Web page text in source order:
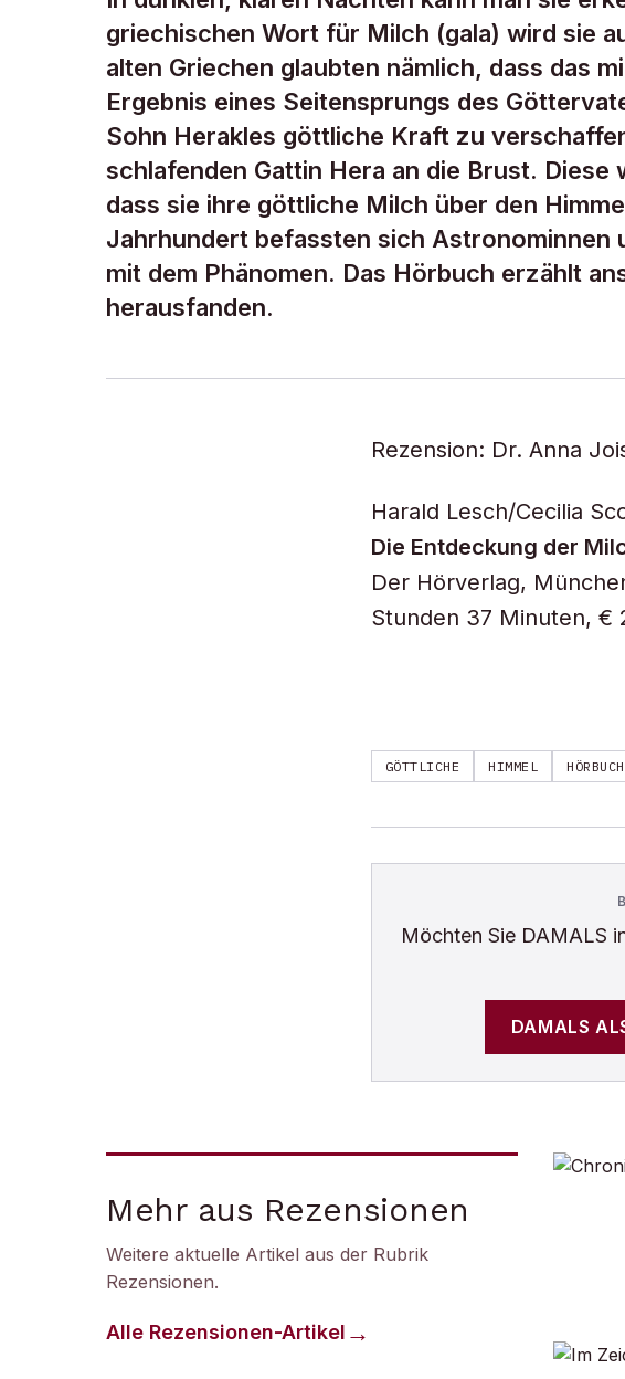
griechischen Wort für Milch (gala) wird sie
alten Griechen glaubten nämlich, dass das
Ergebnis eines Seitensprungs des
Sohn Herakles göttliche Kraft zu
schlafenden Gattin Hera an die Brust.
dass sie ihre göttliche Milch über den
Jahrhundert befassten sich Astronominnen
mit dem Phänomen. Das Hörbuch erzählt
herausfanden.
Rezension: Dr. Anna
Harald Lesch/Cecilia
Die Entdeckung der
Der Hörverlag,
Stunden 37 Minuten, €
GÖTTLICHE HIMMEL HÖRBUCH
Möchten Sie DAMALS
DAMALS
Mehr aus Rezensionen
Weitere aktuelle Artikel aus der Rubrik
Rezensionen.
Alle Rezensionen-Artikel